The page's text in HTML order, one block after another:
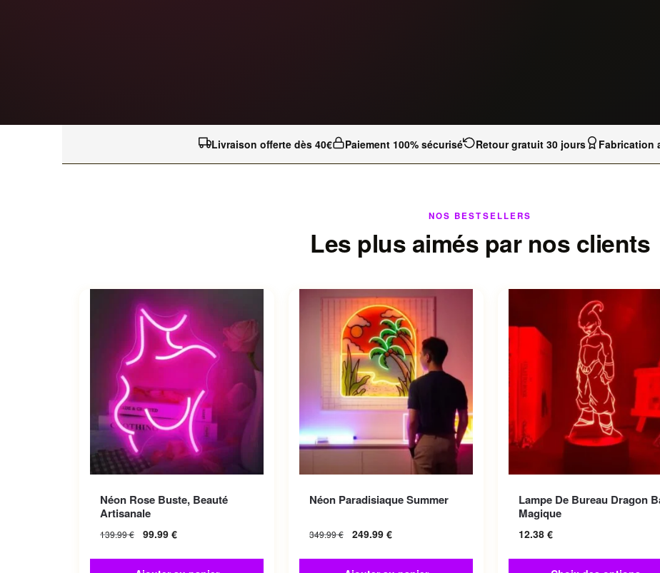
Livraison offerte dès 40€ Paiement 100% sécurisé Retour gratuit 30 jours Fabrication
NOS BESTSELLERS
Les plus aimés par nos clients
Néon Rose Buste, Beauté
Artisanale
139.99€ 99.99 €
Néon Paradisiaque Summer
349.99€ 249.99 €
Lampe De Bureau Dragon
Magique
12.38 €
Les options peuvent être